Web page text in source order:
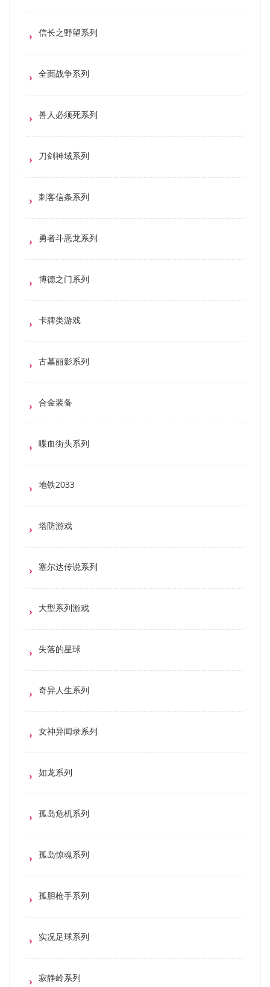
信长之野望系列
全面战争系列
兽人必须死系列
刀剑神域系列
刺客信条系列
勇者斗恶龙系列
博德之门系列
卡牌类游戏
古墓丽影系列
合金装备
喋血街头系列
地铁2033
塔防游戏
塞尔达传说系列
大型系列游戏
失落的星球
奇异人生系列
女神异闻录系列
如龙系列
孤岛危机系列
孤岛惊魂系列
孤胆枪手系列
实况足球系列
寂静岭系列